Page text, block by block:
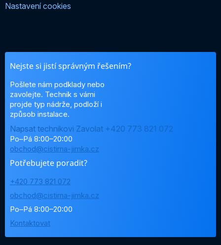
Nastavení cookies
Nejste si jistí správným řešením?
Pošlete nám podklady nebo
zavolejte. Technik s vámi
projde typ nádrže, podloží i
způsob instalace.
Napsat technikovi Zavolat +420 773 821 072
Po–Pá 8:00–20:00
obchod@cistirna-jimka.cz
Potřebujete poradit?
+420 773 821 072
obchod@cistirna-jimka.cz
Po–Pá 8:00–20:00
Kontaktovat